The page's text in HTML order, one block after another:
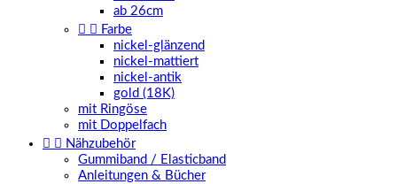
ab 26cm
  Farbe
nickel-glänzend
nickel-mattiert
nickel-antik
gold (18K)
mit Ringöse
mit Doppelfach
  Nähzubehör
Gummiband / Elasticband
Anleitungen & Bücher